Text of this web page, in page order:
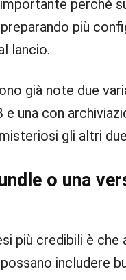
perché
più
lancio.
già note due
e una con
gli altri
o una
più credibili è che
includere